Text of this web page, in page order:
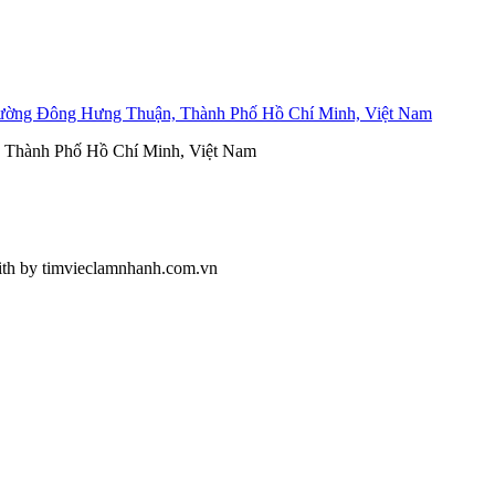
Đông Hưng Thuận, Thành Phố Hồ Chí Minh, Việt Nam
Phố Hồ Chí Minh, Việt Nam
by timvieclamnhanh.com.vn